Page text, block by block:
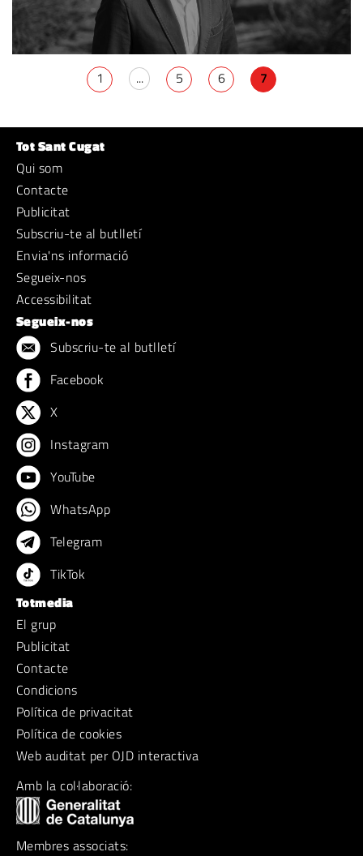
1 ... 5 6 7
Tot Sant Cugat
Qui som
Contacte
Publicitat
Subscriu-te al butlletí
Envia'ns informació
Segueix-nos
Accessibilitat
Segueix-nos
Subscriu-te al butlletí
Facebook
X
Instagram
YouTube
WhatsApp
Telegram
TikTok
Totmedia
El grup
Publicitat
Contacte
Condicions
Política de privacitat
Política de cookies
Web auditat per OJD interactiva
Amb la col·laboració:
Membres associats: